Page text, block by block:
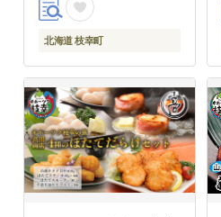
北海道 枝幸町